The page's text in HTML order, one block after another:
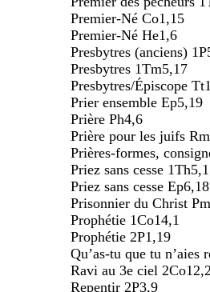
Premier-Né Co1,15
Premier-Né He1,6
Presbytres (anciens)
Presbytres 1Tm5,17
Presbytres/Épiscope
Prier ensemble Ep5,19
Prière Ph4,6
Prière pour les juifs
Prières-formes,
Priez sans cesse
Priez sans cesse Ep6,18
Prisonnier du Christ
Prophétie 1Co14,1
Prophétie 2P1,19
Qu’as-tu que tu n’aies
Ravi au 3e ciel 2Co12,2
Repentir 2P3,9